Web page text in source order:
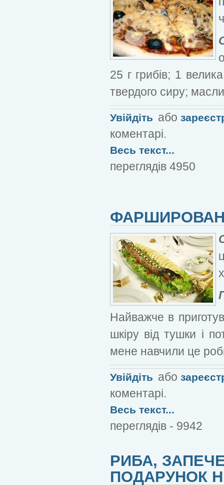
25 г грибів; 1
твердого сиру;
Увійдіть або
коментарі.
Весь текст...
переглядів 4950
Найважче в
шкіру від тушки і
мене навчили це
Увійдіть або
коментарі.
Весь текст...
переглядів - 9942
РИБА,
ПОДАРУНОК